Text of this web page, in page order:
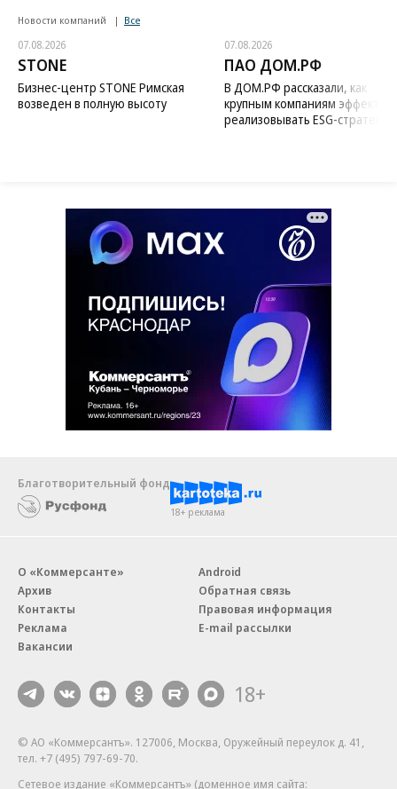
Новости компаний Все
07.08.2026
STONE
Бизнес-центр STONE Римская
возведен в полную высоту
07.08.2026
ПАО ДОМ.РФ
В ДОМ.РФ рассказали, как
крупным компаниям
реализовывать ESG-стратегию
Благотворительный фонд
18+ реклама
О «Коммерсанте»
Архив
Контакты
Реклама
Вакансии
Android
Обратная связь
Правовая информация
E-mail рассылки
18+
© АО «Коммерсантъ». 127006, Москва, Оружейный переулок д. 41,
тел. +7 (495) 797-69-70.
Сетевое издание «Коммерсантъ» (доменное имя сайта: